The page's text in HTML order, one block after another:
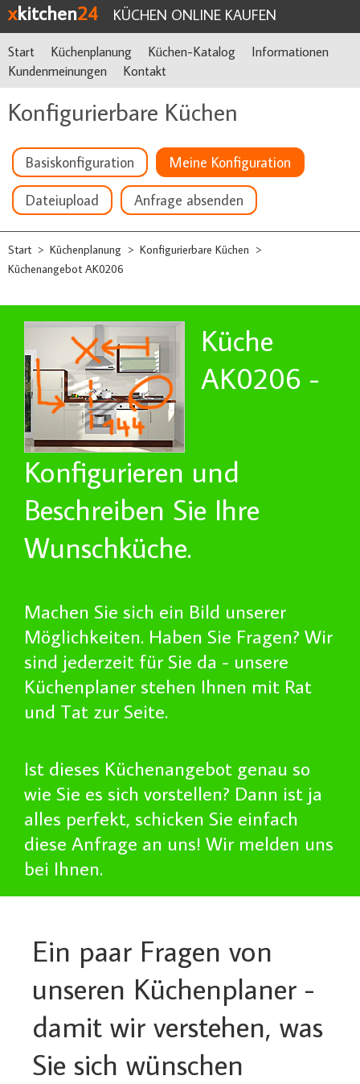
xkitchen24 KÜCHEN ONLINE KAUFEN
Start Küchenplanung Küchen-Katalog
Informationen
Kundenmeinungen
Kontakt
Konfigurierbare Küchen
Basiskonfiguration Meine Konfiguration
Dateiupload Anfrage absenden
Start > Küchenplanung > Konfigurierbare Küchen >
Küchenangebot AK0206
Küche
AK0206 -
Konfigurieren und
Beschreiben Sie Ihre
Wunschküche.
Machen Sie sich ein Bild unserer
Möglichkeiten. Haben Sie Fragen? Wir
sind jederzeit für Sie da - unsere
Küchenplaner stehen Ihnen mit Rat
und Tat zur Seite.
Ist dieses Küchenangebot genau so
wie Sie es sich vorstellen? Dann ist ja
alles perfekt, schicken Sie einfach
diese Anfrage an uns! Wir melden uns
bei Ihnen.
Ein paar Fragen von
unseren Küchenplaner -
damit wir verstehen, was
Sie sich wünschen